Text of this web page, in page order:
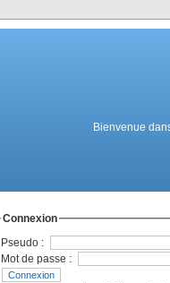
Bienvenue
Connexion
Pseudo :
Mot de passe :